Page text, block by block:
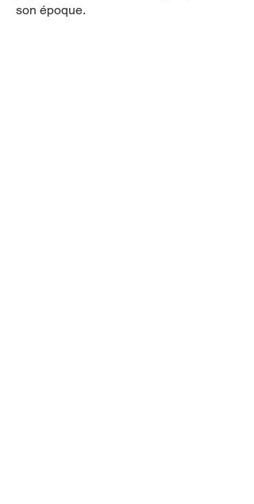
son époque.